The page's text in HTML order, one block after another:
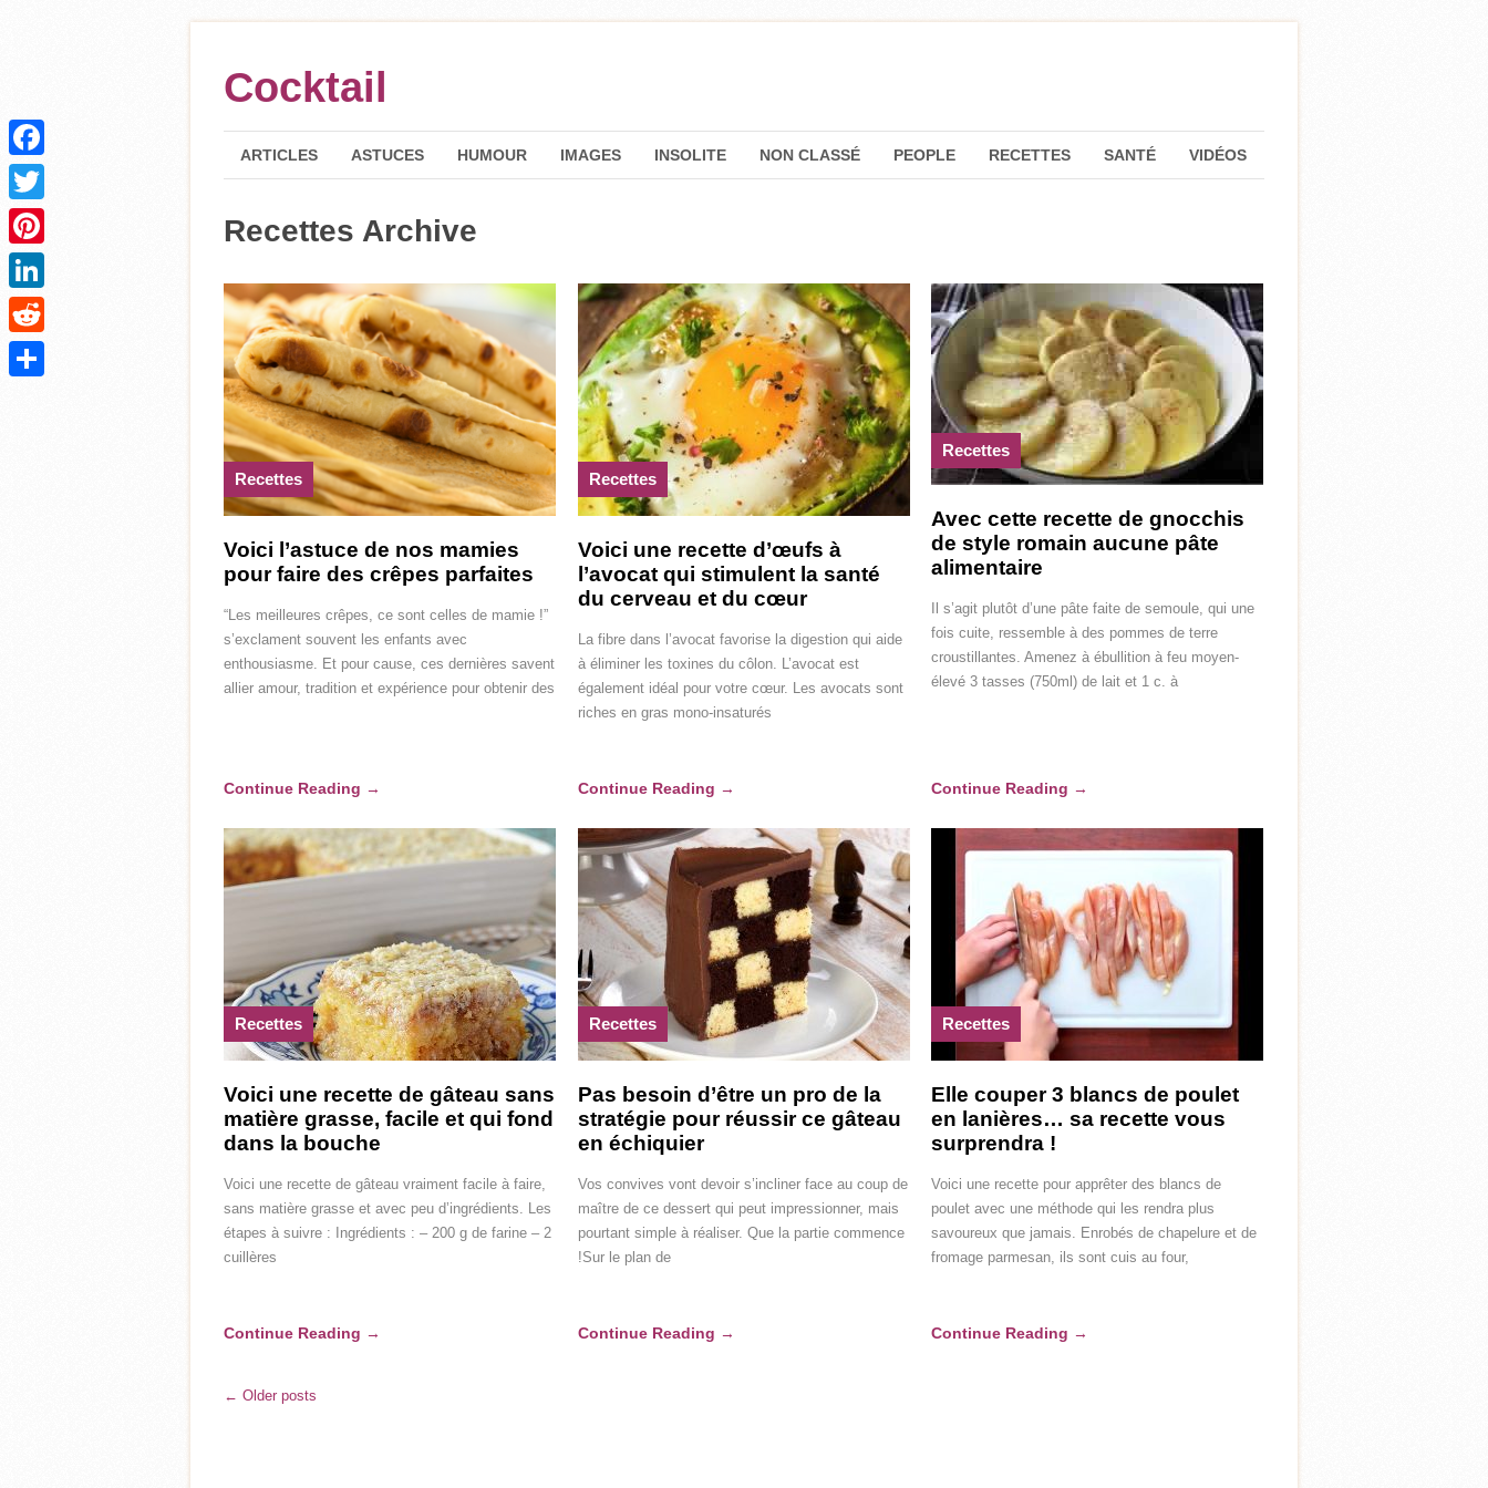
Cocktail
ARTICLES ASTUCES HUMOUR IMAGES INSOLITE NON CLASSÉ PEOPLE RECETTES SANTÉ VIDÉOS
Recettes Archive
Recettes
Voici l’astuce de nos mamies
pour faire des crêpes parfaites
“Les meilleures crêpes, ce sont celles de mamie !”
s’exclament souvent les enfants avec
enthousiasme. Et pour cause, ces dernières savent
allier amour, tradition et expérience pour obtenir des
Continue Reading →
Recettes
Voici une recette d’œufs à
l’avocat qui stimulent la santé
du cerveau et du cœur
La fibre dans l’avocat favorise la digestion qui aide
à éliminer les toxines du côlon. L’avocat est
également idéal pour votre cœur. Les avocats sont
riches en gras mono-insaturés
Continue Reading →
Recettes
Avec cette recette de gnocchis
de style romain aucune pâte
alimentaire
Il s’agit plutôt d’une pâte faite de semoule, qui une
fois cuite, ressemble à des pommes de terre
croustillantes. Amenez à ébullition à feu moyen-
élevé 3 tasses (750ml) de lait et 1 c. à
Continue Reading →
Recettes
Voici une recette de gâteau sans
matière grasse, facile et qui fond
dans la bouche
Voici une recette de gâteau vraiment facile à faire,
sans matière grasse et avec peu d’ingrédients. Les
étapes à suivre : Ingrédients : – 200 g de farine – 2
cuillères
Continue Reading →
Recettes
Pas besoin d’être un pro de la
stratégie pour réussir ce gâteau
en échiquier
Vos convives vont devoir s’incliner face au coup de
maître de ce dessert qui peut impressionner, mais
pourtant simple à réaliser. Que la partie commence
!Sur le plan de
Continue Reading →
Recettes
Elle couper 3 blancs de poulet
en lanières… sa recette vous
surprendra !
Voici une recette pour apprêter des blancs de
poulet avec une méthode qui les rendra plus
savoureux que jamais. Enrobés de chapelure et de
fromage parmesan, ils sont cuis au four,
Continue Reading →
← Older posts
Facebook
Twitter
Pinterest
LinkedIn
Reddit